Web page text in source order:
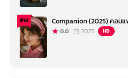
#10 Companion (2025) คอมแ
0.0 2025 HD